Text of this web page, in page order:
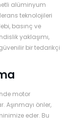
alüminyum
teknolojileri
basınç ve
yaklaşımı,
bir tedarikçi
motor
Aşınmayı önler,
eder. Bu